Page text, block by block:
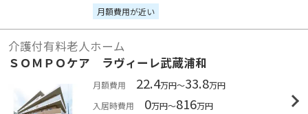
月額費用が近い
介護付有料老人ホーム
ＳＯＭＰＯケア ラヴィーレ武蔵浦和
月額費用 22.4万円～33.8万円
入居時費用
0万円～816万円